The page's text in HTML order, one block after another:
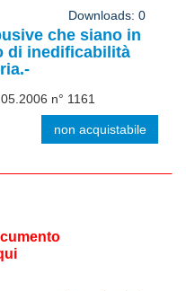
Downloads: 0
che siano in
di inedificabilità
n° 1161
non acquistabile